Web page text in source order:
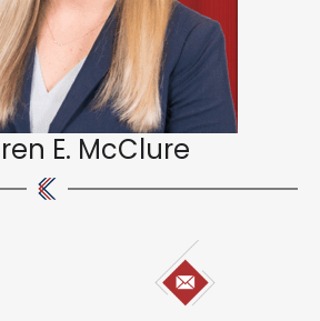
E. McClure